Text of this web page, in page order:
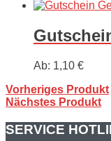
Ab: 1,10 €
Vorheriges Produkt
Nächstes Produkt
SERVICE